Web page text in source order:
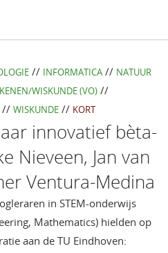
// INFORMATICA// NATUUR
WISKUNDE (VO) //
// WISKUNDE // KORT
innovatief bèta-
Nieveen, Jan van
Ventura-Medina
in STEM-onderwijs
Mathematics) hielden op
aan de TU Eindhoven: